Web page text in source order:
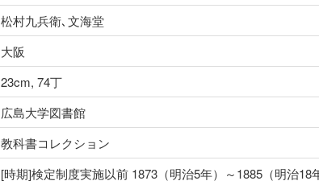
松村九兵衛､文海堂
大阪
23cm, 74丁
広島大学図書館
教科書コレクション
[時期]検定制度実施以前 1873（明治5年）～1885（明治